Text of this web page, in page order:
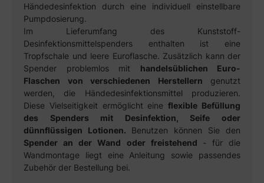
Händedesinfektion durch eine individuell einstellbare
Pumpdosierung.
Im Lieferumfang des Kunststoff-
Desinfektionsmittelspenders enthalten ist eine
Tropfschale und leere Euroflasche. Zusätzlich kann der
Spender problemlos mit handelsüblichen Euro-
Flaschen von verschiedenen Herstellern genutzt
werden, die Händedesinfektionsmittel produzieren.
Diese Vielseitigkeit ermöglicht eineflexible Befüllung
des Spenders mit Desinfektion, Seife oder
dünnflüssigen Lotionen. Benutzen können Sie den
Spender an der Wand oder freistehend - für die
Wandmontage liegt eine Anleitung sowie passendes
Zubehör der Bestellung bei.